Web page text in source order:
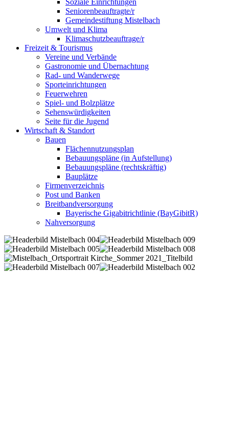
Soziale Einrichtungen
Seniorenbeauftragte/r
Gemeindestiftung Mistelbach
Umwelt und Klima
Klimaschutzbeauftrage/r
Freizeit & Tourismus
Vereine und Verbände
Gastronomie und Übernachtung
Rad- und Wanderwege
Sporteinrichtungen
Feuerwehren
Spiel- und Bolzplätze
Sehenswürdigkeiten
Seite für die Jugend
Wirtschaft & Standort
Bauen
Flächennutzungsplan
Bebauungspläne (in Aufstellung)
Bebauungspläne (rechtskräftig)
Bauplätze
Firmenverzeichnis
Post und Banken
Breitbandversorgung
Bayerische Gigabitrichtlinie (BayGibitR)
Nahversorgung